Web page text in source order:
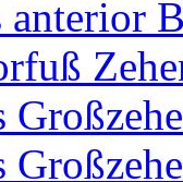
anterior